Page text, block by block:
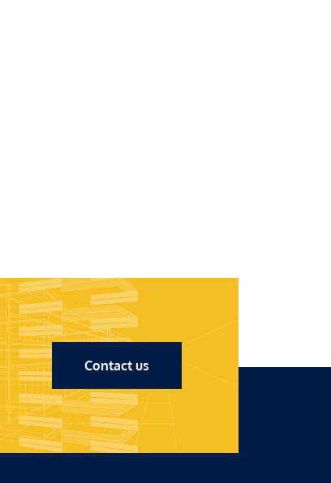
Contact us